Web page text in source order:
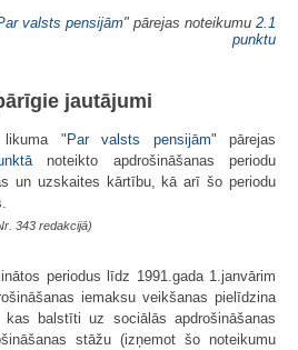
valsts pensijām" pārejas noteikumu 2.1
punktu
jautājumi
likuma "Par valsts pensijām" pārejas
noteikto apdrošināšanas periodu
un uzskaites kārtību, kā arī šo periodu
343 redakcijā)
periodus līdz 1991.gada 1.janvārim
iemaksu veikšanas pielīdzina
kas balstīti uz sociālās apdrošināšanas
stāžu (izņemot šo noteikumu